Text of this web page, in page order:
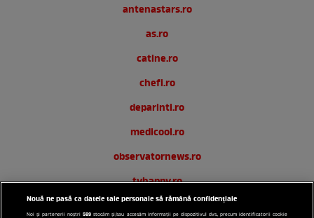
antenastars.ro
as.ro
catine.ro
chefi.ro
deparinti.ro
medicool.ro
observatornews.ro
tvhappy.ro
useit.ro
Nouă ne pasă ca datele tale personale să rămână confidențiale
Noi și partenerii noștri589 stocăm și/sau accesăm informații pe dispozitivul dvs., precum identificatorii cookie